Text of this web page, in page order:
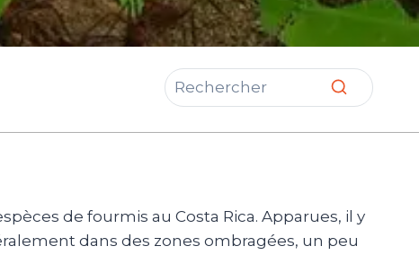
de fourmis au Costa Rica. Apparues, il y
dans des zones ombragées, un peu